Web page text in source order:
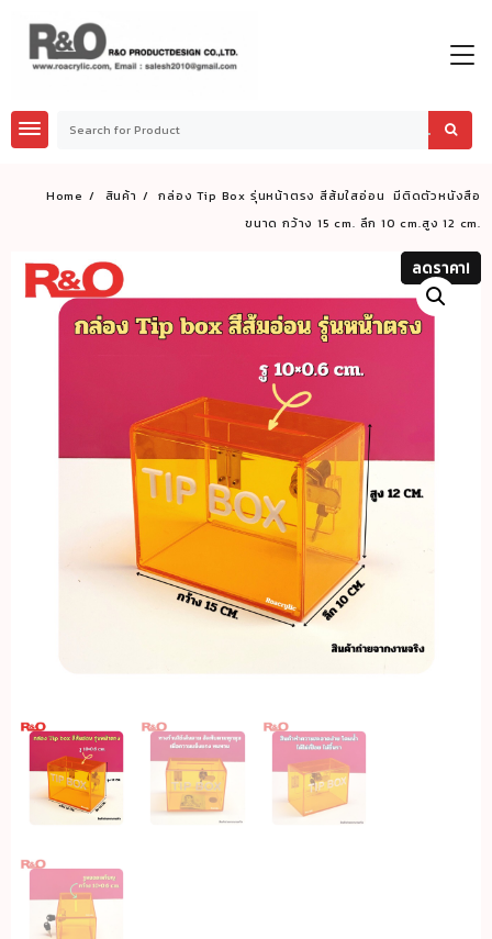
content
Home สินค้า
กล่อง Tip Box รุ่นหน้าตรง สีส้มใสอ่อน มีติดตัวหนังสือ
ขนาด กว้าง 15 cm. ลึก 10 cm.สูง 12 cm.
ลดราคา!
ลดราคา!